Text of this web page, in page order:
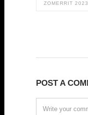
ZOMERRIT 2023
POST A